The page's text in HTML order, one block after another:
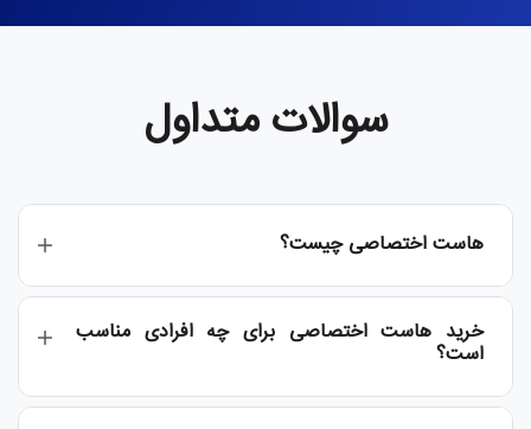
سوالات متداول
هاست اختصاصی چیست؟
خرید هاست اختصاصی برای چه افرادی مناسب
است؟